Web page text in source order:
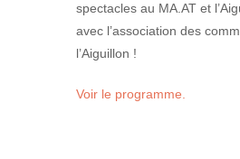
spectacles au MA.AT et
avec l’association des
l’Aiguillon !
Voir le programme.